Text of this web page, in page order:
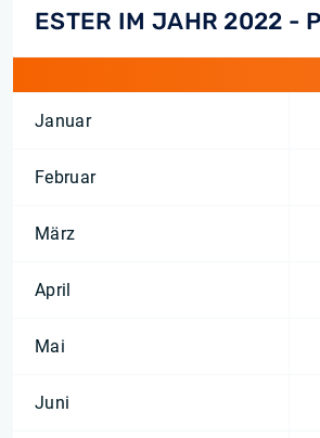
ESTER IM JAHR 2022 -
Januar
Februar
März
April
Mai
Juni